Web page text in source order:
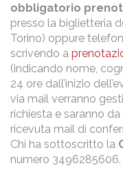
obbligatorio
presso la biglietteria
Torino) oppure
scrivendo a
(indicando nome,
24 ore dall’inizio
via mail verranno
richiesta e saranno
ricevuta mail di
Chi ha sottoscritto la
numero 3496285606.